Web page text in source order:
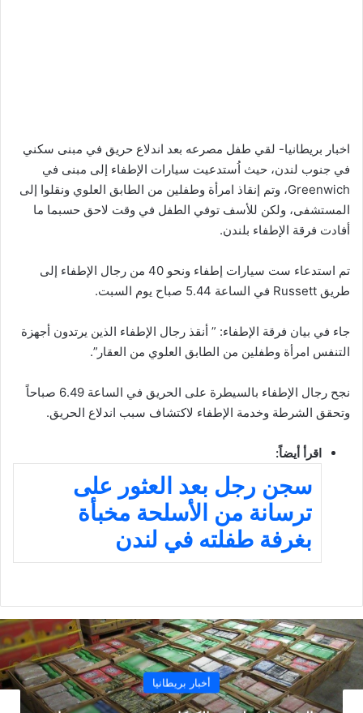
اخبار بريطانيا- لقي طفل مصرعه بعد اندلاع حريق في مبنى سكني
في جنوب لندن، حيث اُستدعيت سيارات الإطفاء إلى مبنى في
Greenwich، وتم إنقاذ امرأة وطفلين من الطابق العلوي ونقلوا إلى
المستشفى، ولكن للأسف توفي الطفل في وقت لاحق حسبما ما
أفادت فرقة الإطفاء بلندن.
تم استدعاء ست سيارات إطفاء ونحو 40 من رجال الإطفاء إلى
طريق Russett في الساعة 5.44 صباح يوم السبت.
جاء في بيان فرقة الإطفاء: ” أنقذ رجال الإطفاء الذين يرتدون أجهزة
التنفس امرأة وطفلين من الطابق العلوي من العقار”.
نجح رجال الإطفاء بالسيطرة على الحريق في الساعة 6.49 صباحاً
وتحقق الشرطة وخدمة الإطفاء لاكتشاف سبب اندلاع الحريق.
اقرأ أيضاً:
سجن رجل بعد العثور على
ترسانة من الأسلحة مخبأة
بغرفة طفلته في لندن
أخبار بريطانيا